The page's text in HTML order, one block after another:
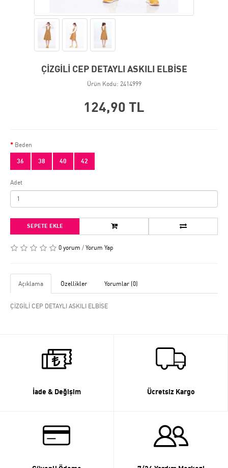
ÇİZGİLİ CEP DETAYLI ASKILI ELBİSE
Ürün Kodu: 2414999
124,90 TL
Beden
36 38 40 42
Adet
SEPETE EKLE
0 yorum / Yorum Yap
Açıklama Özellikler Yorumlar (0)
ÇİZGİLİ CEP DETAYLI ASKILI ELBİSE
İade & Değişim Ücretsiz Kargo